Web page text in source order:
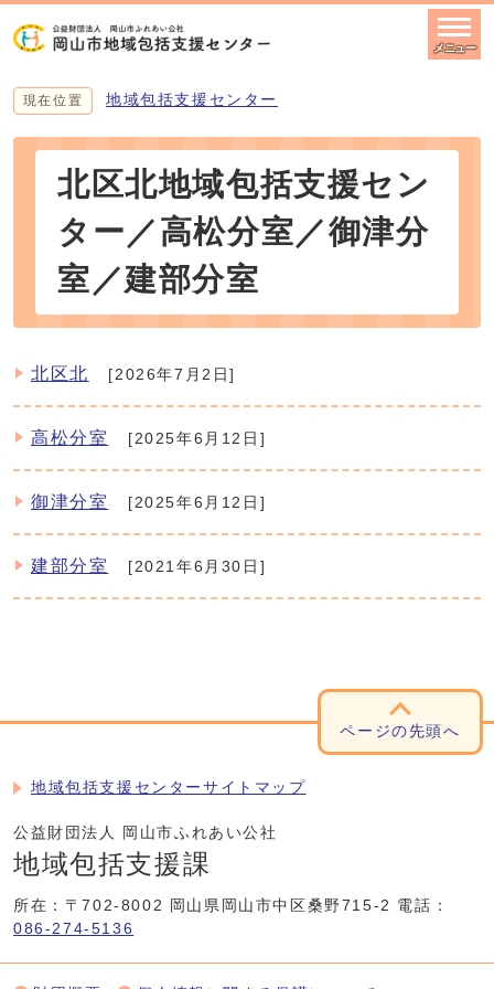
メニュー
現在位置 地域包括支援センター
北区北地域包括支援セン
ター／高松分室／御津分
室／建部分室
北区北 [2026年7月2日]
高松分室 [2025年6月12日]
御津分室 [2025年6月12日]
建部分室 [2021年6月30日]
ページの先頭へ
地域包括支援センターサイトマップ
公益財団法人 岡山市ふれあい公社
地域包括支援課
所在：〒702-8002 岡山県岡山市中区桑野715-2 電話：
086-274-5136